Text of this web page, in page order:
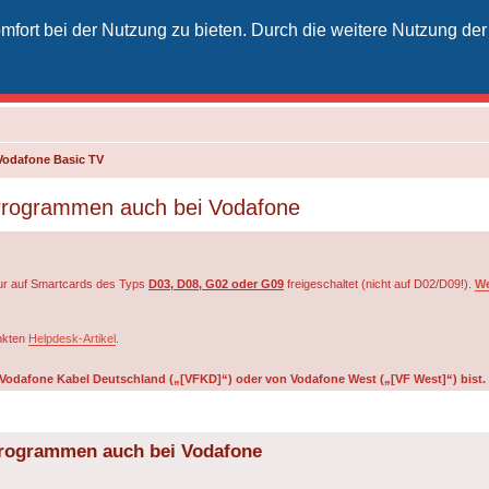
bei der Nutzung zu bieten. Durch die weitere Nutzung
Basic TV
auch bei Vodafone
auf Smartcards des Typs D03, D08, G02 oder G09 freigeschaltet (nicht auf D02/D09!).
Helpdesk-Artikel
Kabel Deutschland („[VFKD]“) oder von Vodafone West („[VF West]“) bist.
auch bei Vodafone